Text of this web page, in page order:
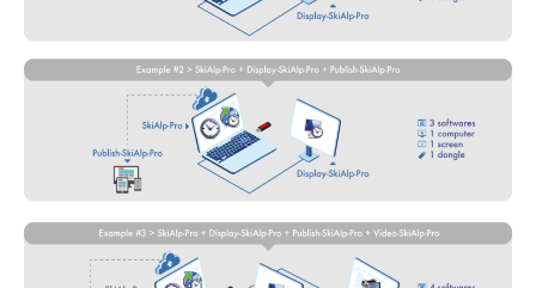
SKIFAHREN IN JEDEM GELÄNDE